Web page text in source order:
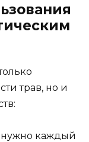
трав, но и
нужно каждый